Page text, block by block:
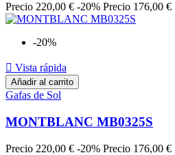
Precio 220,00 € -20% Precio 176,00 €
-20%
 Vista rápida
Añadir al carrito
Gafas de Sol
MONTBLANC MB0325S
Precio 220,00 € -20% Precio 176,00 €